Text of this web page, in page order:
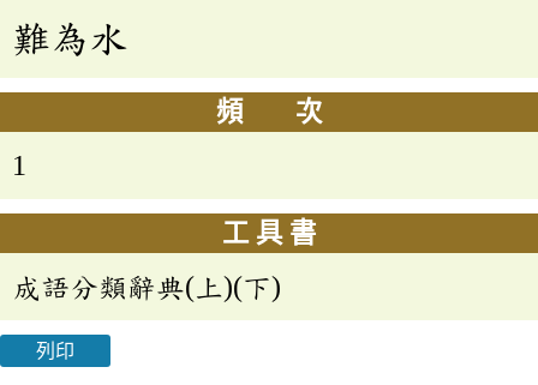
難為水
頻 次
1
工 具 書
成語分類辭典(上)(下)
列印